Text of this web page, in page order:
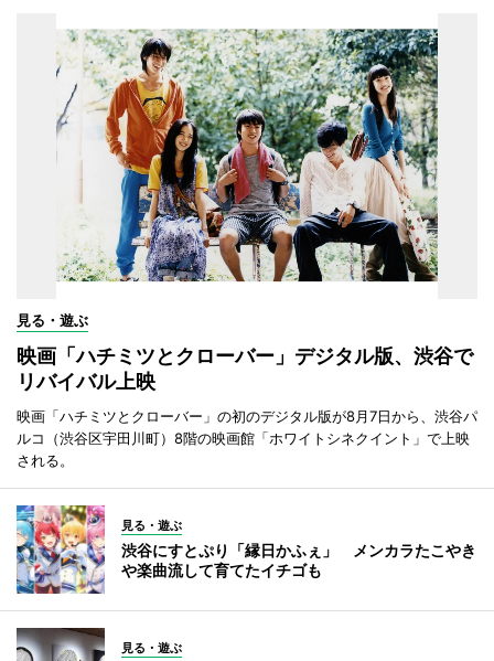
見る・遊ぶ
映画「ハチミツとクローバー」デジタル版、渋谷で
リバイバル上映
映画「ハチミツとクローバー」の初のデジタル版が8月7日から、渋谷パ
ルコ（渋谷区宇田川町）8階の映画館「ホワイトシネクイント」で上映
される。
見る・遊ぶ
渋谷にすとぷり「縁日かふぇ」 メンカラたこやき
や楽曲流して育てたイチゴも
見る・遊ぶ